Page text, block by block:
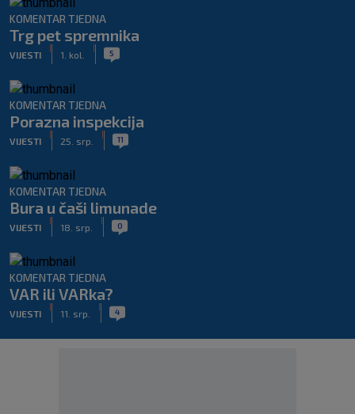
KOMENTAR TJEDNA
Trg pet spremnika
VIJESTI 1. kol. 5
KOMENTAR TJEDNA
Porazna inspekcija
VIJESTI 25. srp. 11
KOMENTAR TJEDNA
Bura u čaši limunade
VIJESTI 18. srp. 0
KOMENTAR TJEDNA
VAR ili VARka?
VIJESTI 11. srp. 4